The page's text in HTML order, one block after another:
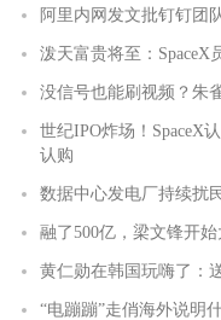
阿里内网发文批钉钉团
泼天富贵将至：SpaceX
没信号也能刷视频？朱
世纪IPO炸场！SpaceX
认购
数据中心发电厂持续扰
融了500亿，梁文锋开
黄仁勋在韩国玩嗨了：
“电蹦蹦”走俏海外说明